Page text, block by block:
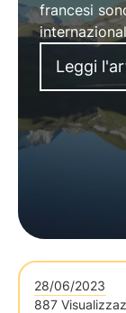
francesi
Leggi
28/06/2023
887